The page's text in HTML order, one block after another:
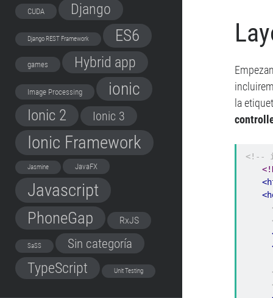
CUDA Django
Django REST Framework ES6
games Hybrid app
Image Processing ionic
Ionic 2 Ionic 3
Ionic Framework
Jasmine JavaFX
Javascript
PhoneGap RxJS
SaSS Sin categoría
TypeScript Unit Testing
la
<!--